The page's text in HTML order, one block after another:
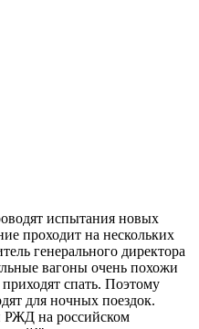
испытания новых
проходит на нескольких
генерального директора
вагоны очень похожи
спать. Поэтому
для ночных поездок.
РЖД на российском